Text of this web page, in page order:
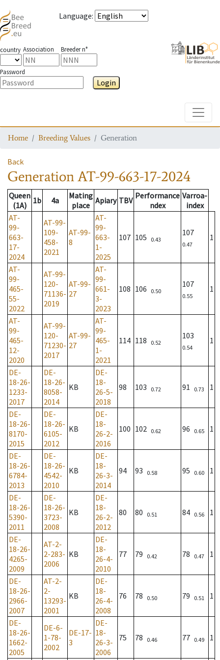
Language:
country Association Breeder n°
Password
Login
Home Breeding Values Generation
Back
GenerationAT-99-663-17-2024
Queen
(1A)
1b 4a
Mating
place Apiary TBV Performance
ndex
Varroa-
index
AT-
99-
663-
17-
2024
AT-99-
109-
458-
2021
AT-99-
8
AT-
99-
663-
1-
2025
107 105 0.43
107
0.47
1
AT-
99-
465-
55-
2022
AT-99-
120-
71136-
2019
AT-99-
27
AT-
99-
661-
3-
2023
108 106 0.50
107
0.55
1
AT-
99-
465-
12-
2020
AT-99-
120-
71230-
2017
AT-99-
27
AT-
99-
465-
1-
2021
114 118 0.52
103
0.54
1
DE-
18-26-
1233-
2017
DE-
18-26-
8058-
2014
KB
DE-
18-
26-5-
2018
98 103 0.72 91 0.73 1
DE-
18-26-
8170-
2015
DE-
18-26-
6105-
2012
KB
DE-
18-
26-2-
2016
100 102 0.62 96 0.65 1
DE-
18-26-
6784-
2013
DE-
18-26-
4542-
2010
KB
DE-
18-
26-3-
2014
94 93 0.58 95 0.60 1
DE-
18-26-
5390-
2011
DE-
18-26-
3723-
2008
KB
DE-
18-
26-2-
2012
80 80 0.51 84 0.56 1
DE-
18-26-
4265-
2009
AT-2-
2-283-
2006
KB
DE-
18-
26-4-
2010
77 79 0.42 78 0.47 1
DE-
18-26-
2966-
2007
AT-2-
2-
13293-
2001
KB
DE-
18-
26-4-
2008
76 78 0.50 79 0.51 1
DE-
18-26-
1662-
2005
DE-6-
1-78-
2002
DE-17-
3
DE-
18-
26-3-
2006
75 78 0.46 77 0.49 1